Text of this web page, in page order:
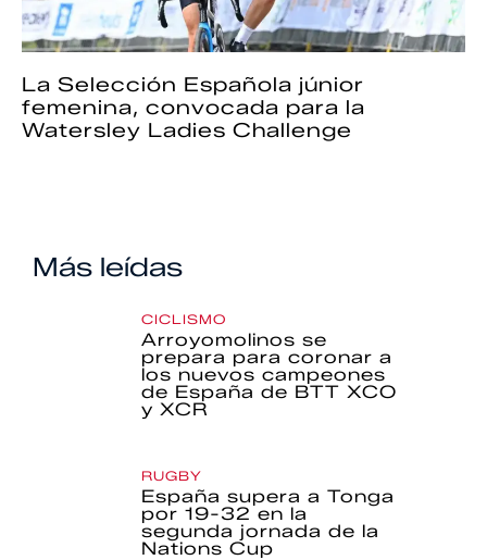
La Selección Española júnior
femenina, convocada para la
Watersley Ladies Challenge
Más leídas
CICLISMO
Arroyomolinos se
prepara para coronar a
los nuevos campeones
de España de BTT XCO
y XCR
RUGBY
España supera a Tonga
por 19-32 en la
segunda jornada de la
Nations Cup